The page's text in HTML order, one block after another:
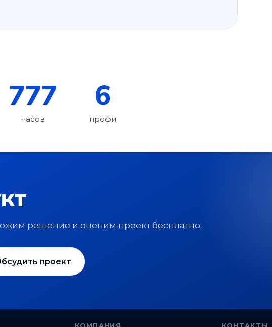
777
часов
6
профи
решение и оценим проект бесплатно.
проект